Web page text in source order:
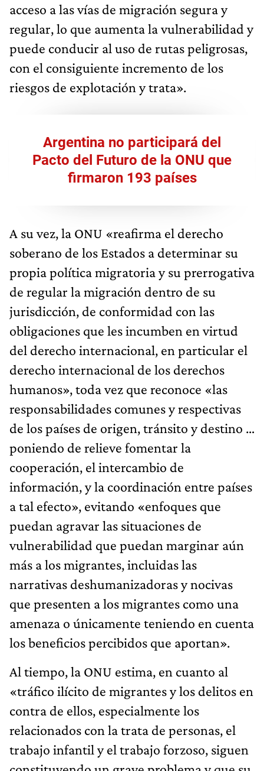
acceso a las vías de migración segura y
regular, lo que aumenta la vulnerabilidad y
puede conducir al uso de rutas peligrosas,
con el consiguiente incremento de los
riesgos de explotación y trata».
Argentina no participará del
Pacto del Futuro de la ONU que
firmaron 193 países
A su vez, la ONU «reafirma el derecho
soberano de los Estados a determinar su
propia política migratoria y su prerrogativa
de regular la migración dentro de su
jurisdicción, de conformidad con las
obligaciones que les incumben en virtud
del derecho internacional, en particular el
derecho internacional de los derechos
humanos», toda vez que reconoce «las
responsabilidades comunes y respectivas
de los países de origen, tránsito y destino …
poniendo de relieve fomentar la
cooperación, el intercambio de
información, y la coordinación entre países
a tal efecto», evitando «enfoques que
puedan agravar las situaciones de
vulnerabilidad que puedan marginar aún
más a los migrantes, incluidas las
narrativas deshumanizadoras y nocivas
que presenten a los migrantes como una
amenaza o únicamente teniendo en cuenta
los beneficios percibidos que aportan».
Al tiempo, la ONU estima, en cuanto al
«tráfico ilícito de migrantes y los delitos en
contra de ellos, especialmente los
relacionados con la trata de personas, el
trabajo infantil y el trabajo forzoso, siguen